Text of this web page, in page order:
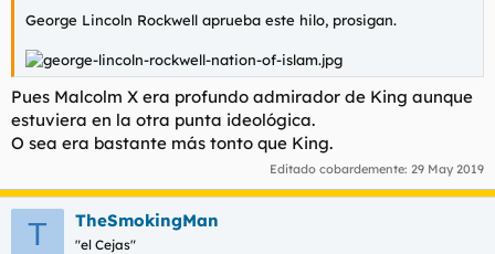
George Lincoln Rockwell aprueba este hilo, prosigan.
Pues Malcolm X era profundo admirador de King aunque
estuviera en la otra punta ideológica.
O sea era bastante más tonto que King.
Editado cobardemente: 29 May 2019
T TheSmokingMan
"el Cejas"